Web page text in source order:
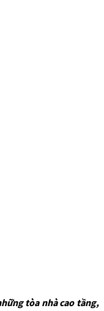
tòa nhà cao tầng,